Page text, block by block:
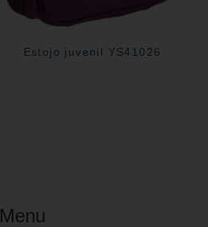
Estojo juvenil YS41026
Menu